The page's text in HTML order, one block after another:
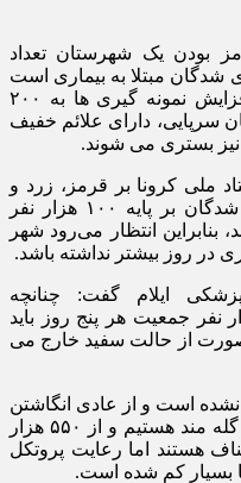
بودن یک شهرستان تعداد
شدگان مبتلا به بیماری است
که در هفته دوم اردیبهشت بدلیل افزایش نمونه گیری ها به ۲۰۰
۸۰ درصد مبتلایان سرپایی، دارای علائم خفیف
نیز بستری می شوند.
ملی کرونا بر قرمز، زرد و
سفید بودن بر اساس تعداد بستری شدگان بر پایه ۱۰۰ هزار نفر
بنابراین انتظار می‌رود شهر
ایلام گفت: چنانچه
مانند ملکشاهی با ۲۰ هزار نفر جمعیت هر پنج روز باید
از حالت سفید خارج می
است و از عادی انگاشتن
بیماری از سوی عامه مردم نگران و گله مند هستیم و از ۵۵۰ هزار
نهایتا ۳۵ هزار اصناف هستند اما رعایت پروتکل
بسیار کم شده است.